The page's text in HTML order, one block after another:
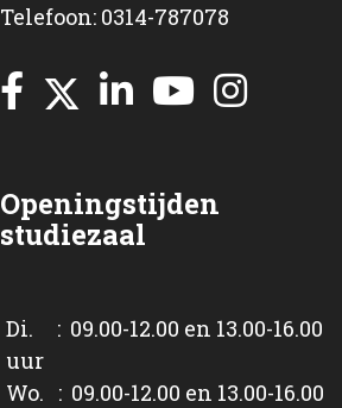
Telefoon: 0314-787078
Openingstijden
studiezaal
Di. : 09.00-12.00 en 13.00-16.00
uur
Wo. : 09.00-12.00 en 13.00-16.00